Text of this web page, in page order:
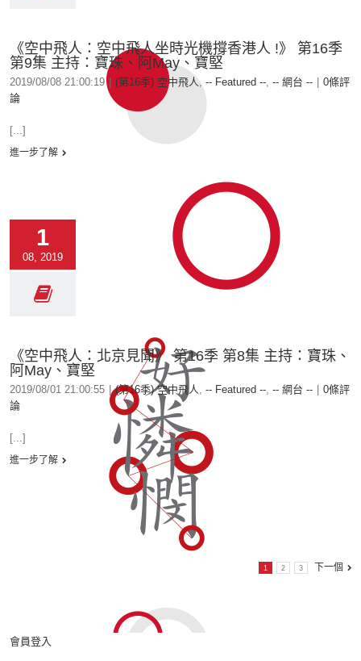
《空中飛人：空中飛人坐時光機撐香港人 !》 第16季
第9集 主持：寶珠、阿May、寶堅
2019/08/08 21:00:19 (第16季) 空中飛人, -- Featured --, -- 網台 --
0條評
論
[...]
進一步了解
1
08, 2019
《空中飛人：北京見聞》 第16季 第8集 主持：寶珠、
阿May、寶堅
2019/08/01 21:00:55 (第16季) 空中飛人, -- Featured --, -- 網台 --
0條評
論
[...]
進一步了解
1 2 3 下一個
會員登入